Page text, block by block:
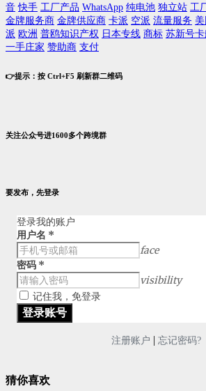
音 快手 工厂产品 WhatsApp 纯电池 独立站 工
金牌服务商 金牌供应商 卡派 空派 流量服务 美
派 欧洲 普鸥知识产权 日本专线 商标 苏新号卡
一手庄家 赞助商 支付
👉提示：按 Ctrl+F5 刷新群二维码
关注公众号进1600多个跨境群
要发布，先登录
登录我的账户
用户名 *
face
密码 *
visibility
记住我，免登录
注册账户 | 忘记密码?
猜你喜欢